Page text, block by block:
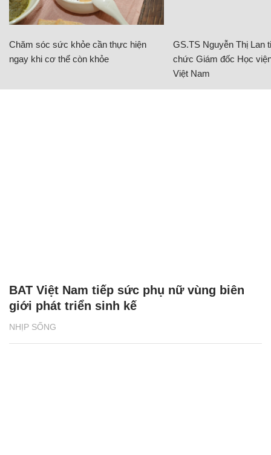
Chăm sóc sức khỏe cần thực hiện
ngay khi cơ thể còn khỏe
GS.TS Nguyễn Thị Lan
chức Giám đốc Học
Việt Nam
NHỊP SỐNG
BAT Việt Nam tiếp sức phụ nữ vùng biên
giới phát triển sinh kế